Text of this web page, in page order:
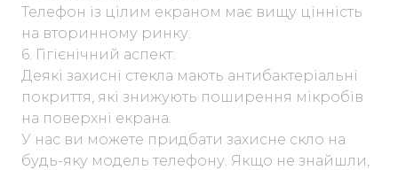
Телефон із цілим екраном має вищу цінність
на вторинному ринку.
6. Гігієнічний аспект:
Деякі захисні стекла мають антибактеріальні
покриття, які знижують поширення мікробів
на поверхні екрана.
У нас ви можете придбати захисне скло на
будь-яку модель телефону. Якщо не знайшли,